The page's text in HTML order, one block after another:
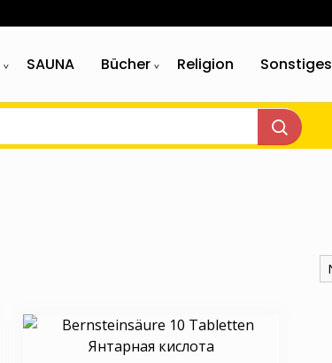
SAUNA Bücher Religion Sonstiges